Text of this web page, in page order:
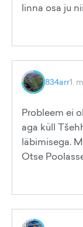
linna osa ju
834arr1.
Probleem ei
aga küll
läbimisega.
Otse